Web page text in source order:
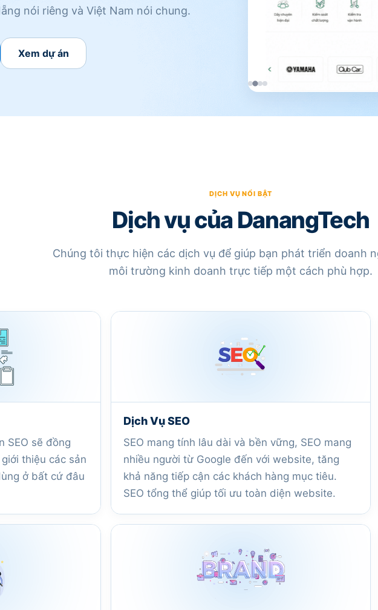
nói riêng và Việt Nam nói chung.
Xem dự án
Dịch vụ của DanangTech
Chúng tôi thực hiện các dịch vụ để giúp bạn phát triển doanh
môi trường kinh doanh trực tiếp một cách phù hợp.
SEO sẽ đồng
thiệu các sản
ở bất cứ đâu
Dịch Vụ SEO
SEO mang tính lâu dài và bền vững, SEO mang
nhiều người từ Google đến với website, tăng
khả năng tiếp cận các khách hàng mục tiêu.
SEO tổng thể giúp tối ưu toàn diện website.